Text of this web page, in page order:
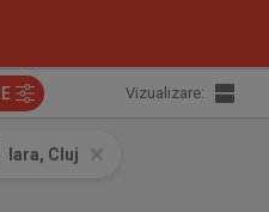
Vizualizare:
Iara, Cluj